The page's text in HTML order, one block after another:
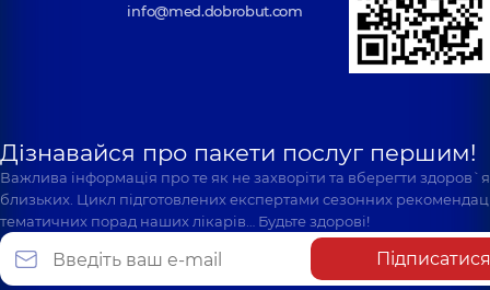
info@med.dobrobut.com
Дізнавайся про пакети послуг першим!
Важлива інформація про те як не захворіти та вберегти
близьких. Цикл підготовлених експертами сезонних
тематичних порад наших лікарів… Будьте здорові!
Підписатися